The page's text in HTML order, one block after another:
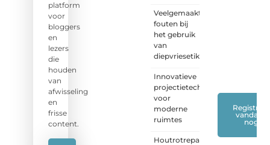
platform
voor
bloggers
en
lezers
die
houden
van
afwisseling
en
frisse
content.
Veelgemaakte
fouten bij
het gebruik
van
diepvriesetiketten
Innovatieve
projectietechnieken
voor
moderne
ruimtes
Houtrotreparatie
Registreer
vandaag
nog